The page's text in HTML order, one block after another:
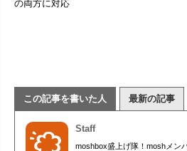
の両方に対応
この記事を書いた人 最新の記事
Staff
moshbox盛上げ隊！moshメン